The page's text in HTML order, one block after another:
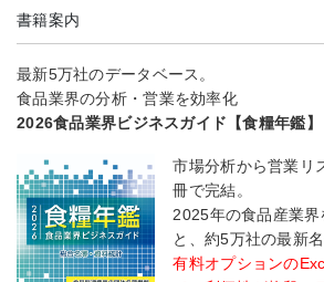
書籍案内
最新5万社のデータベース。
食品業界の分析・営業を効率化
2026食品業界ビジネスガイド【食糧年鑑】
市場分析から営業リ
冊で完結。
2025年の食品産業
と、約5万社の最新名
有料オプションの